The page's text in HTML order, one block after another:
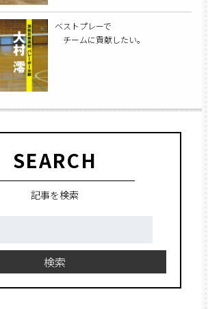
ベストプレーで
チームに貢献したい。
SEARCH
記事を検索
検索